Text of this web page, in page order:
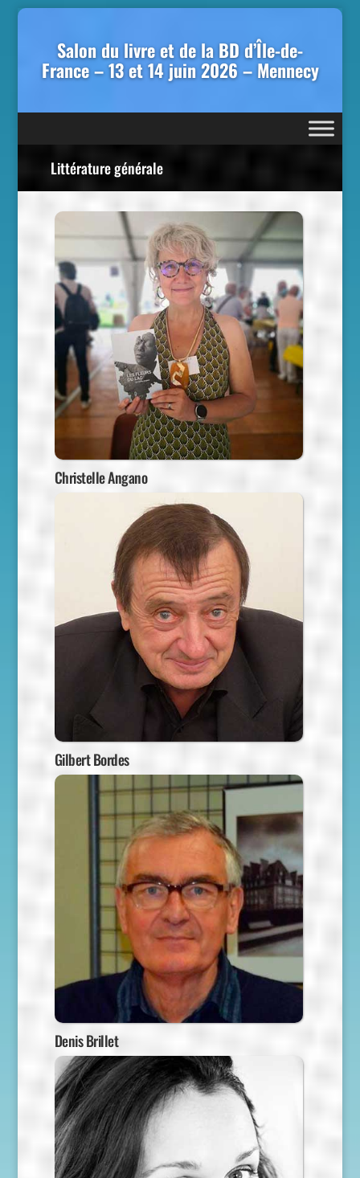
Salon du livre et de la BD d’Île-de-
France – 13 et 14 juin 2026 – Mennecy
Littérature générale
Christelle Angano
Gilbert Bordes
Denis Brillet